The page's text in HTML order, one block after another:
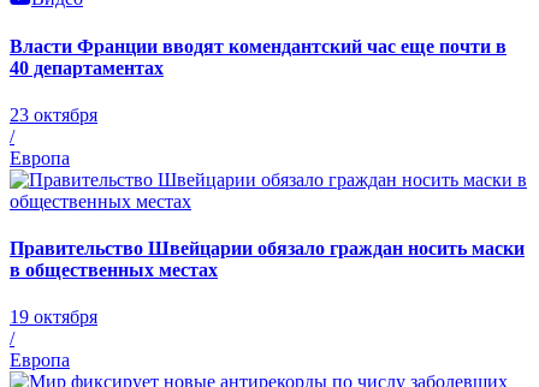
Власти Франции вводят комендантский час еще почти в
40 департаментах
23 октября
/
Европа
Правительство Швейцарии обязало граждан носить маски
в общественных местах
19 октября
/
Европа